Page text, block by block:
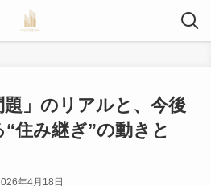
題」のリアルと、今後
住み継ぎ”の動きと
年4月18日